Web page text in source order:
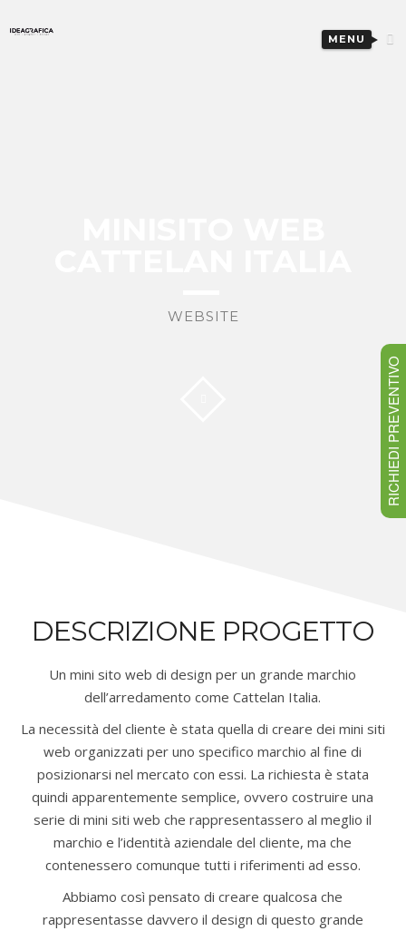
MENU
WEBSITE
DESCRIZIONE PROGETTO
Un mini sito web di design per un grande marchio
dell’arredamento come Cattelan Italia.
La necessità del cliente è stata quella di creare dei mini siti
web organizzati per uno specifico marchio al fine di
posizionarsi nel mercato con essi. La richiesta è stata
quindi apparentemente semplice, ovvero costruire una
serie di mini siti web che rappresentassero al meglio il
marchio e l’identità aziendale del cliente, ma che
contenessero comunque tutti i riferimenti ad esso.
Abbiamo così pensato di creare qualcosa che
rappresentasse davvero il design di questo grande
RICHIEDI PREVENTIVO